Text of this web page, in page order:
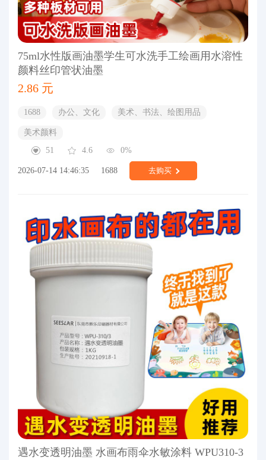
75ml水性版画油墨学生可水洗手工绘画用水溶性
颜料丝印管状油墨
2.86 元
1688 办公、文化 美术、书法、绘图用品
美术颜料
51
4.6 0%
2026-07-14 14:46:35 1688 去购买
遇水变透明油墨 水画布雨伞水敏涂料 WPU310-3